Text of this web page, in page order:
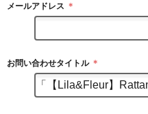
メールアドレス ＊
お問い合わせタイトル ＊